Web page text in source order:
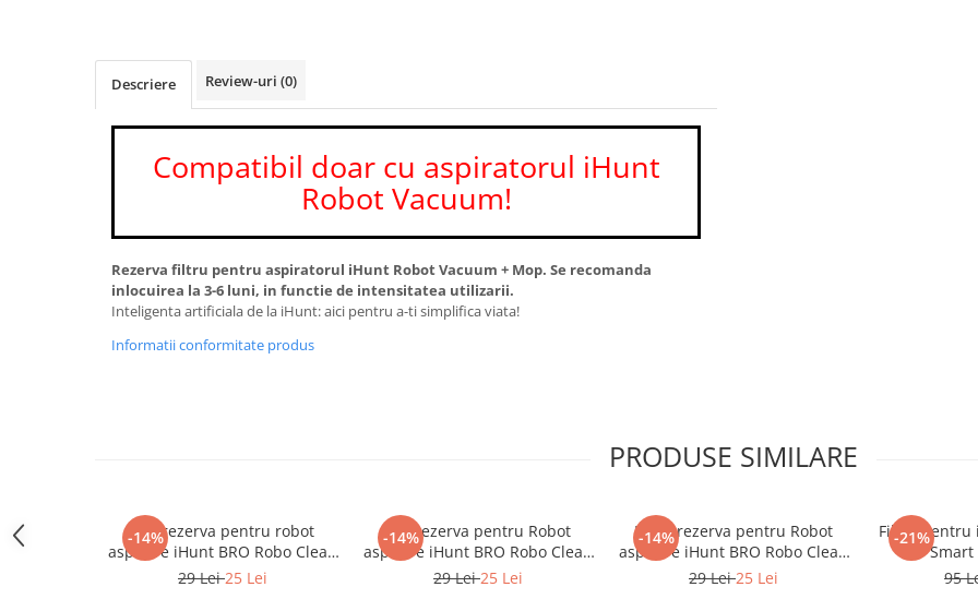
Roboți Aspirator
Roboți Geamuri
Roboți Gradină
Accesorii Consumabile
Uscătoare Haine
Lăzi Frigorifice
Coșuri de gunoi
INGRIJIRE PERSONALA
Camere de supraveghere
Descriere Review-uri (0)
Compatibil doar cu aspiratorul iHunt
Robot Vacuum!
Rezerva filtru pentru aspiratorul iHunt Robot Vacuum + Mop. Se recomanda
inlocuirea la 3-6 luni, in functie de intensitatea utilizarii.
Inteligenta artificiala de la iHunt: aici pentru a-ti simplifica viata!
Informatii conformitate produs
PRODUSE SIMILARE
-14%
Sac rezerva pentru robot
aspirare iHunt BRO Robo Clean
V6 AutoBase
29 Lei25 Lei
-14%
Sac rezerva pentru Robot
aspirare iHunt BRO Robo Clean
V9
29 Lei25 Lei
-14%
Filtru rezerva pentru Robot
aspirare iHunt BRO Robo Clean
V9
29 Lei25 Lei
-21%
Filtru pentru
Smart
95